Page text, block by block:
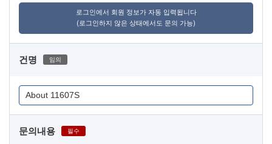
로그인에서 회원 정보가 자동 입력됩니다
(로그인하지 않은 상태에서도 문의 가능)
건명 임의
문의내용 필수